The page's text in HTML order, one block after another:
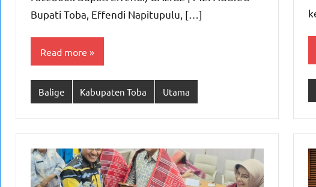
Bupati Toba, Effendi Napitupulu, […]
Read more
Balige Kabupaten Toba Utama